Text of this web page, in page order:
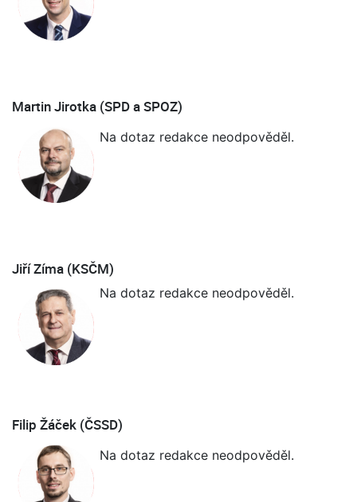
Martin Jirotka (SPD a SPOZ)
Na dotaz redakce neodpověděl.
Jiří Zíma (KSČM)
Na dotaz redakce neodpověděl.
Filip Žáček (ČSSD)
Na dotaz redakce neodpověděl.